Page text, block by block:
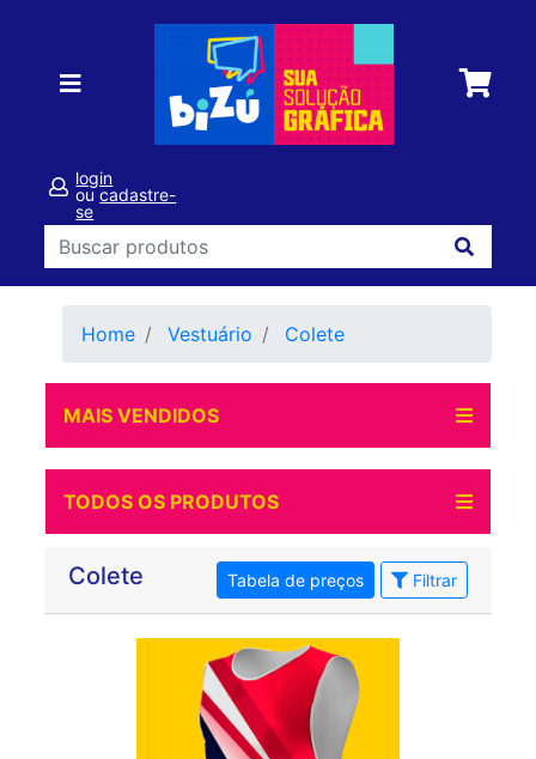
login
oucadastre-
se
Home Vestuário Colete
MAIS VENDIDOS
TODOS OS PRODUTOS
Colete Tabela de preços Filtrar